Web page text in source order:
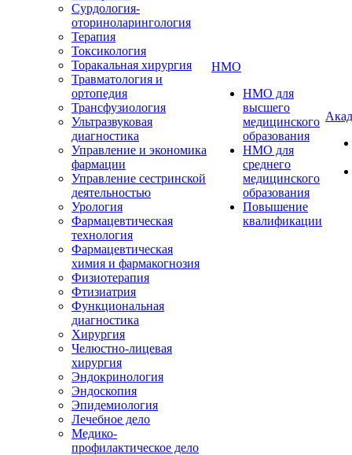
Сурдология-
оториноларингология
Терапия
Токсикология
Торакальная хирургия
Травматология и
ортопедия
Трансфузиология
Ультразвуковая
диагностика
Управление и экономика
фармации
Управление сестринской
деятельностью
Урология
Фармацевтическая
технология
Фармацевтическая
химия и фармакогнозия
Физиотерапия
Фтизиатрия
Функциональная
диагностика
Хирургия
Челюстно-лицевая
хирургия
Эндокринология
Эндоскопия
Эпидемиология
Лечебное дело
Медико-
профилактическое дело
НМО
НМО для
высшего
медицинского
образования
НМО для
среднего
медицинского
образования
Повышение
квалификации